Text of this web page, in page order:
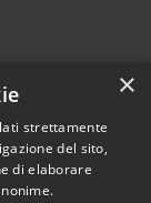
• Comune di
×
strettamente
del sito,
di elaborare